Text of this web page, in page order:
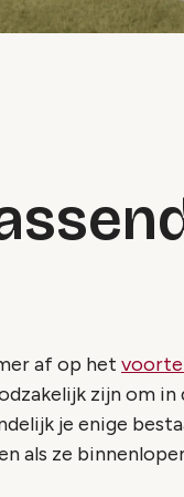
af op het
zijn om
je enige
als ze